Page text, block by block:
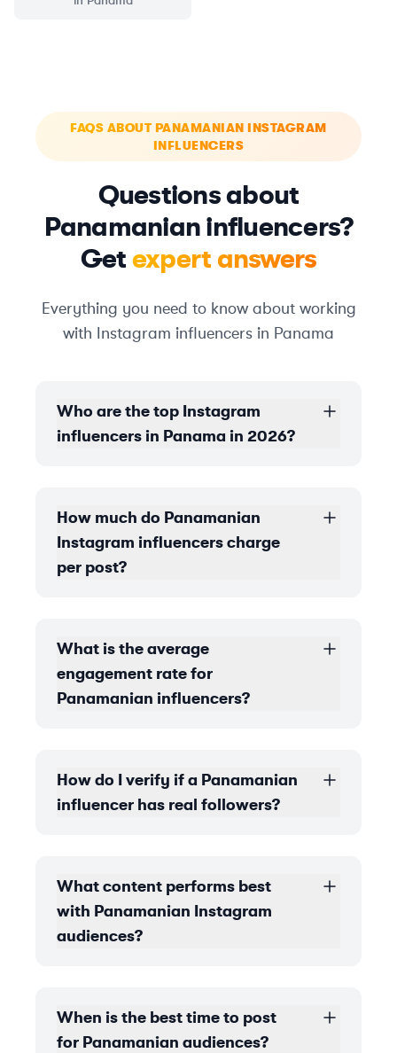
FAQS ABOUT PANAMANIAN INSTAGRAM
INFLUENCERS
Questions about
Panamanian influencers?
Get expert answers
Everything you need to know about working
with Instagram influencers in Panama
Who are the top Instagram
influencers in Panama in 2026?
How much do Panamanian
Instagram influencers charge
per post?
What is the average
engagement rate for
Panamanian influencers?
How do I verify if a Panamanian
influencer has real followers?
What content performs best
with Panamanian Instagram
audiences?
When is the best time to post
for Panamanian audiences?